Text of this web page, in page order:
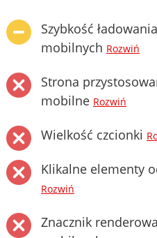
Szybkość
mobilnych Rozwiń
Strona
mobilne Rozwiń
Wielkość czcionki
Klikalne elementy
Rozwiń
Znacznik